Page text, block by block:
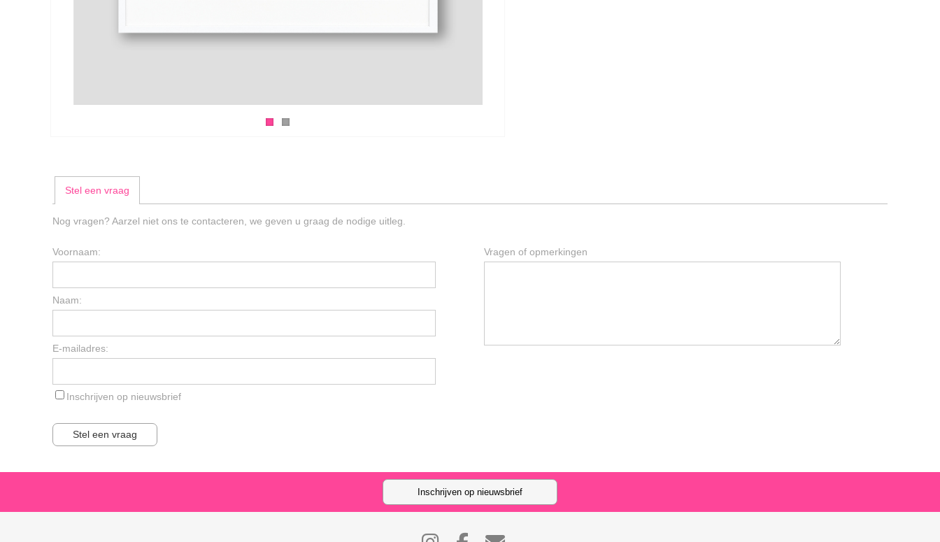
Stel een vraag
Nog vragen? Aarzel niet ons te contacteren, we geven u graag de nodige uitleg.
Voornaam:
Naam:
E-mailadres:
Inschrijven op nieuwsbrief
Vragen of opmerkingen
Stel een vraag
Inschrijven op nieuwsbrief